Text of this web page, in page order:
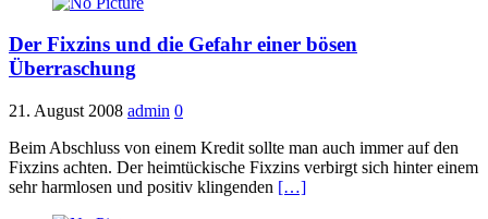
Der Fixzins und die Gefahr einer bösen
Überraschung
21. August 2008 admin 0
Beim Abschluss von einem Kredit sollte man auch immer auf den
Fixzins achten. Der heimtückische Fixzins verbirgt sich hinter einem
sehr harmlosen und positiv klingenden […]